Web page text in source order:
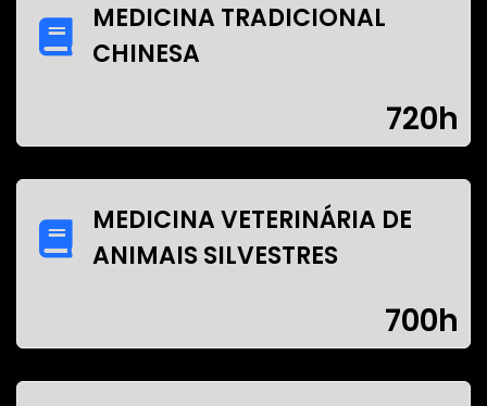
MEDICINA TRADICIONAL
CHINESA
720h
MEDICINA VETERINÁRIA DE
ANIMAIS SILVESTRES
700h